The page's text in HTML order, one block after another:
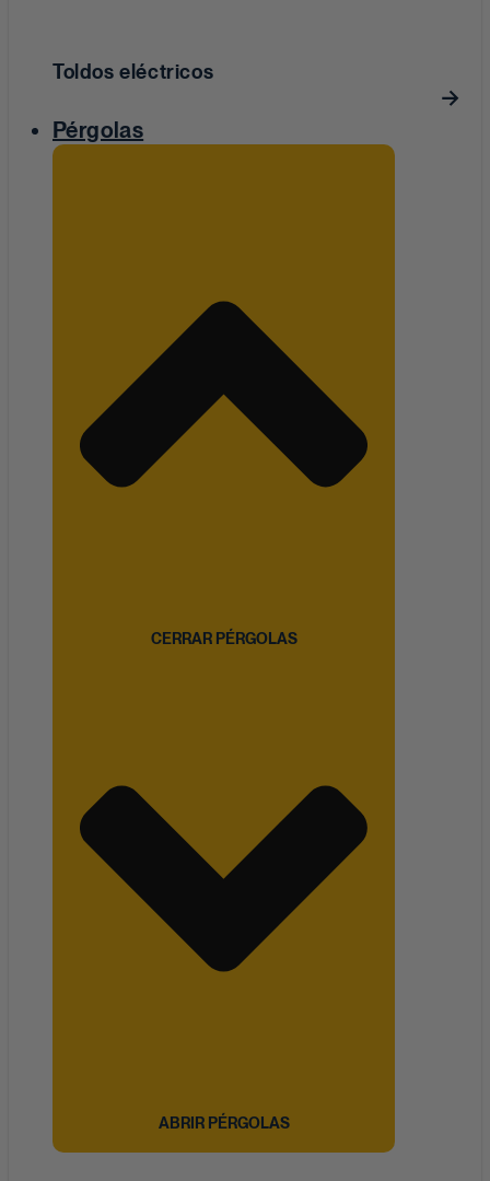
Toldos eléctricos
Pérgolas
CERRAR PÉRGOLAS
ABRIR PÉRGOLAS